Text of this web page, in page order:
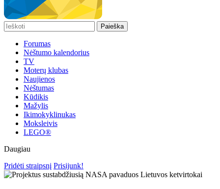
Paieška
Forumas
Nėštumo kalendorius
TV
Moterų klubas
Naujienos
Nėštumas
Kūdikis
Mažylis
Ikimokyklinukas
Moksleivis
LEGO®
Daugiau
Pridėti straipsnį Prisijunk!